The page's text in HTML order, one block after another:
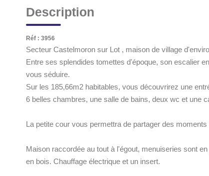
Description
Réf : 3956
Secteur Castelmoron sur Lot , maison de village
Entre ses splendides tomettes d'époque, son escalier
vous séduire.
Sur les 185,66m2 habitables, vous découvrirez une
6 belles chambres, une salle de bains, deux wc et une
La petite cour vous permettra de partager des
Maison raccordée au tout à l'égout, menuiseries sont
en bois. Chauffage électrique et un insert.